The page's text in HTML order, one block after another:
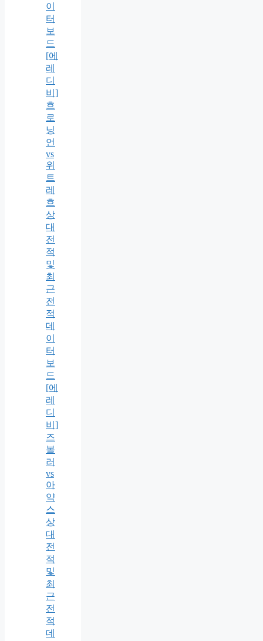
이
터
보
드
[에
레
디
비]
흐
로
닝
언
vs
위
트
레
흐
상
대
전
적
및
최
근
전
적
데
이
터
보
드
[에
레
디
비]
즈
볼
러
vs
아
약
스
상
대
전
적
및
최
근
전
적
데